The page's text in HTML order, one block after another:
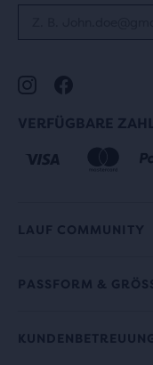
VERFÜGBARE
LAUF COMMUNITY
PASSFORM &